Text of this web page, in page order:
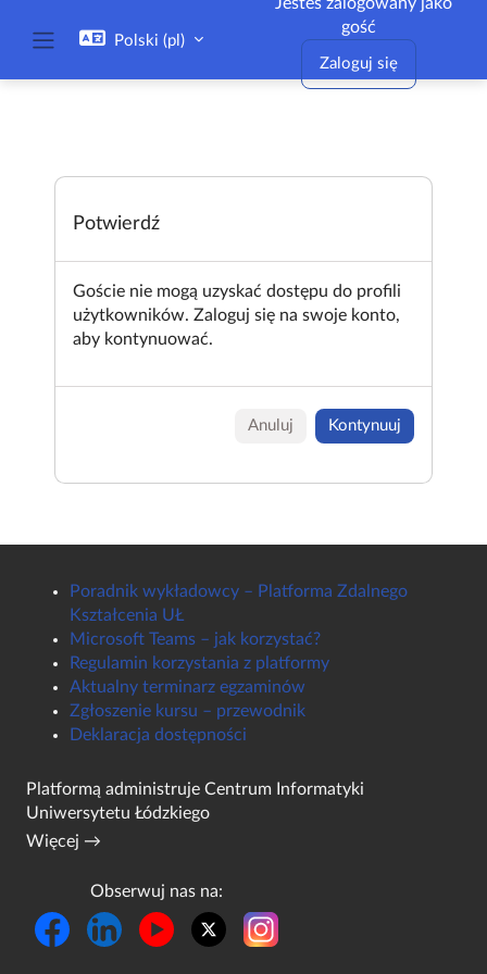
Polski ‎(pl)‎
gość
Zaloguj się
Potwierdź
Goście nie mogą uzyskać dostępu do profili
użytkowników. Zaloguj się na swoje konto,
aby kontynuować.
Anuluj Kontynuuj
Poradnik wykładowcy – Platforma Zdalnego
Kształcenia UŁ
Microsoft Teams – jak korzystać?
Regulamin korzystania z platformy
Aktualny terminarz egzaminów
Zgłoszenie kursu – przewodnik
Deklaracja dostępności
Platformą administruje Centrum Informatyki
Uniwersytetu Łódzkiego
Więcej →
Obserwuj nas na: